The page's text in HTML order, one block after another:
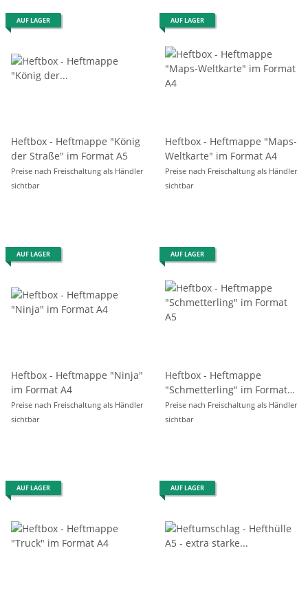
AUF LAGER
Heftbox - Heftmappe "König
der Straße" im Format A5
Preise nach Freischaltung als Händler
sichtbar
AUF LAGER
Heftbox - Heftmappe "Maps-
Weltkarte" im Format A4
Preise nach Freischaltung als Händler
sichtbar
AUF LAGER
Heftbox - Heftmappe "Ninja"
im Format A4
Preise nach Freischaltung als Händler
sichtbar
AUF LAGER
Heftbox - Heftmappe
"Schmetterling" im Format
A5
Preise nach Freischaltung als Händler
sichtbar
AUF LAGER AUF LAGER